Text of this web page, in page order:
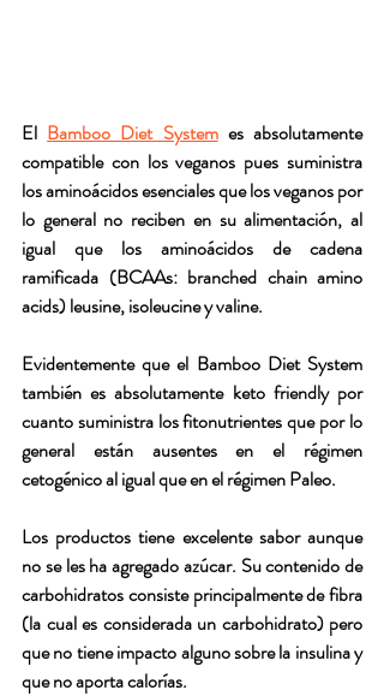
El Bamboo Diet System es absolutamente
compatible con los veganos pues suministra
los aminoácidos esenciales que los veganos por
lo general no reciben en su alimentación, al
igual que los aminoácidos de cadena
ramificada (BCAAs: branched chain amino
acids) leusine, isoleucine y valine.
Evidentemente que el Bamboo Diet System
también es absolutamente keto friendly por
cuanto suministra los fitonutrientes que por lo
general están ausentes en el régimen
cetogénico al igual que en el régimen Paleo.
Los productos tiene excelente sabor aunque
no se les ha agregado azúcar. Su contenido de
carbohidratos consiste principalmente de fibra
(la cual es considerada un carbohidrato) pero
que no tiene impacto alguno sobre la insulina y
que no aporta calorías.